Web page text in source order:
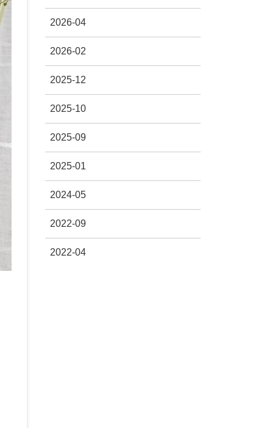
2026-04
2026-02
2025-12
2025-10
2025-09
2025-01
2024-05
2022-09
2022-04